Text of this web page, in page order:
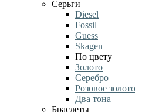
Серьги
Diesel
Fossil
Guess
Skagen
По цвету
Золото
Серебро
Розовое золото
Два тона
Браслеты